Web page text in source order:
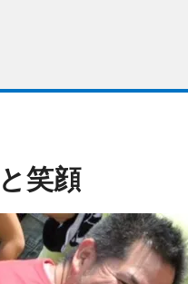
笑顔